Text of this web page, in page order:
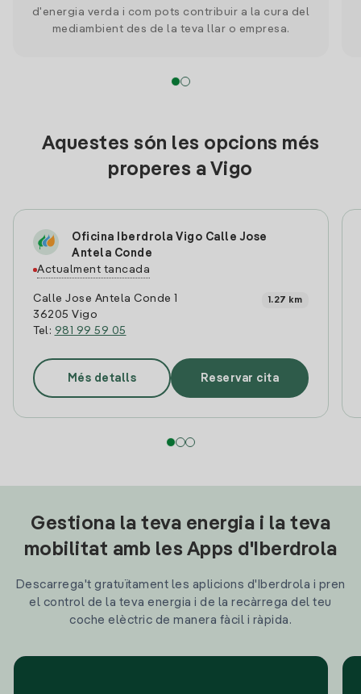
d'energia verda i com pots contribuir a la cura del
mediambient des de la teva llar o empresa.
Aquestes són les opcions més
properes a Vigo
Oficina Iberdrola Vigo Calle Jose
Antela Conde
Actualment tancada
Calle Jose Antela Conde 1
36205 Vigo
Tel: 981 99 59 05
1.27 km
Més detalls Reservar cita
Gestiona la teva energia i la teva
mobilitat amb les Apps d'Iberdrola
Descarrega't gratuïtament les aplicions d'Iberdrola i pren
el control de la teva energia i de la recàrrega del teu
coche elèctric de manera fàcil i ràpida.